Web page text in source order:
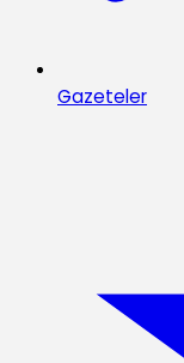
Gazeteler